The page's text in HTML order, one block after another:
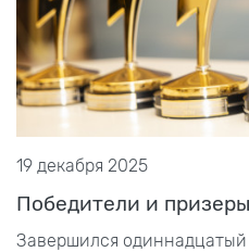
19 декабря 2025
Победители и
Завершился